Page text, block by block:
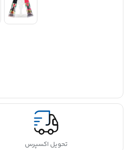
تحویل اکسپرس